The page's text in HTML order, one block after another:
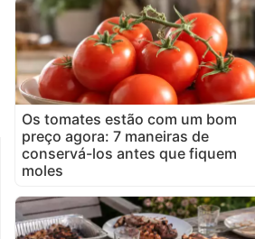
Os tomates estão com um bom
preço agora: 7 maneiras de
conservá-los antes que fiquem
moles